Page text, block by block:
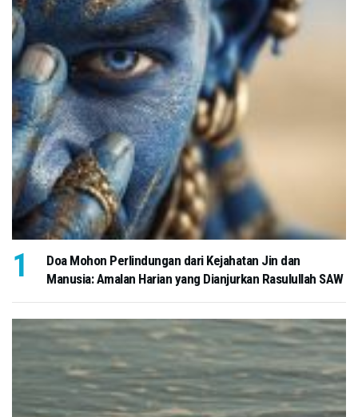
Doa Mohon Perlindungan dari Kejahatan Jin dan
Manusia: Amalan Harian yang Dianjurkan Rasulullah SAW